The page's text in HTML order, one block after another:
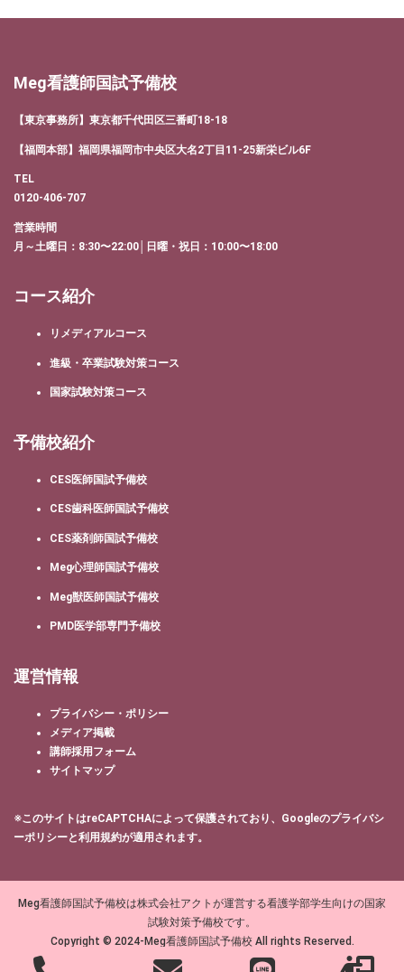
Meg看護師国試予備校
【東京事務所】東京都千代田区三番町18-18
【福岡本部】福岡県福岡市中央区大名2丁目11-25新栄ビル6F
TEL
0120-406-707
営業時間
月～土曜日：8:30〜22:00│日曜・祝日：10:00〜18:00
コース紹介
リメディアルコース
進級・卒業試験対策コース
国家試験対策コース
予備校紹介
CES医師国試予備校
CES歯科医師国試予備校
CES薬剤師国試予備校
Meg心理師国試予備校
Meg獣医師国試予備校
PMD医学部専門予備校
運営情報
プライバシー・ポリシー
メディア掲載
講師採用フォーム
サイトマップ
※このサイトはreCAPTCHAによって保護されており、Googleのプライバシ
ーポリシーと利用規約が適用されます。
Meg看護師国試予備校は株式会社アクトが運営する看護学部学生向けの国家
試験対策予備校です。
Copyright © 2024-Meg看護師国試予備校 All rights Reserved.